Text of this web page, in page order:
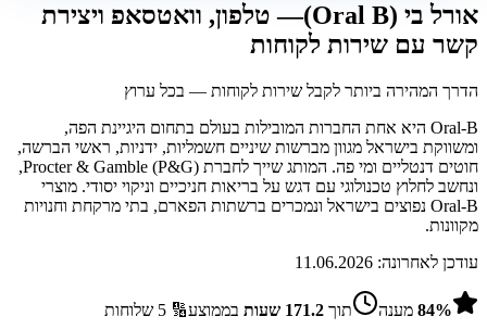
אורל בי (Oral B)
— טלפון, וואטסאפ ויצירת
קשר עם שירות לקוחות
הדרך המהירה ביותר לקבל שירות לקוחות — בכל ערוץ
Oral‑B היא אחת החברות המובילות בעולם בתחום היגיינת הפה,
ומשווקת בישראל מגוון מברשות שיניים חשמליות, ידניות, ראשי הברשה,
חוטים דנטליים ומי פה. המותג שייך לחברת Procter & Gamble (P&G),
ונחשב לחלוץ טכנולוגי עם דגש על בריאות חניכיים וניקוי יסודי. מוצרי
Oral‑B נפוצים בישראל ונמכרים ברשתות הפארם, בתי מרקחת וחנויות
מקוונות.
עודכן לאחרונה: 11.06.2026
84% מענה תוך 171.2 שעות בממוצע🔢
5 שלוחות